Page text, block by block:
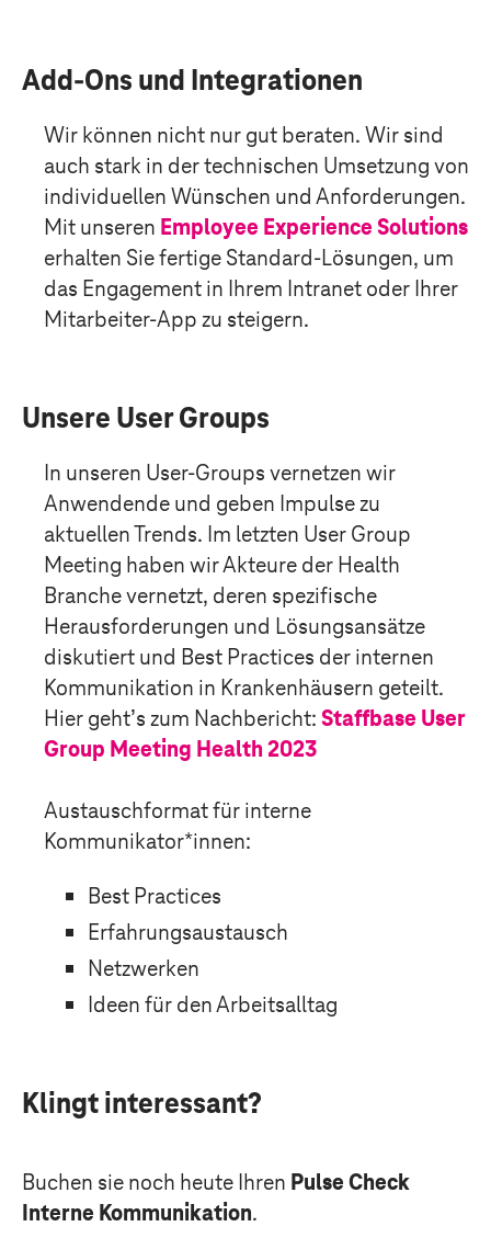
Add-Ons und Integrationen
Wir können nicht nur gut beraten. Wir sind
auch stark in der technischen Umsetzung von
individuellen Wünschen und Anforderungen.
Mit unseren Employee Experience Solutions
erhalten Sie fertige Standard-Lösungen, um
das Engagement in Ihrem Intranet oder Ihrer
Mitarbeiter-App zu steigern.
Unsere User Groups
In unseren User-Groups vernetzen wir
Anwendende und geben Impulse zu
aktuellen Trends. Im letzten User Group
Meeting haben wir Akteure der Health
Branche vernetzt, deren spezifische
Herausforderungen und Lösungsansätze
diskutiert und Best Practices der internen
Kommunikation in Krankenhäusern geteilt.
Hier geht’s zum Nachbericht:Staffbase User
Group Meeting Health 2023
Austauschformat für interne
Kommunikator*innen:
Best Practices
Erfahrungsaustausch
Netzwerken
Ideen für den Arbeitsalltag
Klingt interessant?
Buchen sie noch heute Ihren Pulse Check
Interne Kommunikation.